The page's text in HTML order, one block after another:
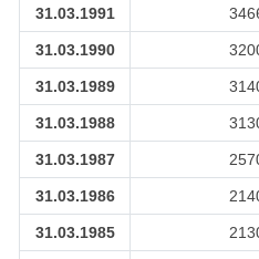
31.03.1991
31.03.1990
31.03.1989
31.03.1988
31.03.1987
31.03.1986
31.03.1985